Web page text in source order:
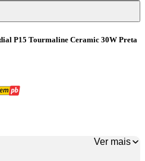
P15 Tourmaline Ceramic 30W Preta
Ver mais